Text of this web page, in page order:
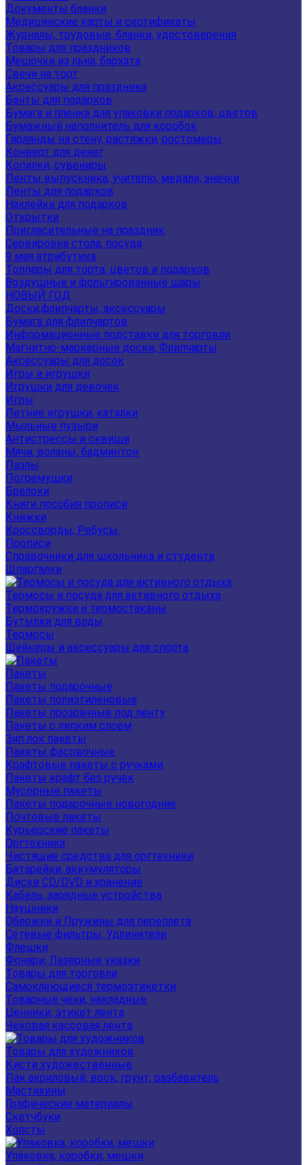
Документы бланки
Медицинские карты и сертификаты
Журналы, трудовые, бланки, удостоверения
Товары для праздников
Мешочки из льна, бархата
Свечи на торт
Аксессуары для праздника
Банты для подарков
Бумага и пленка для упаковки подарков, цветов
Бумажный наполнитель для коробок
Гирлянды на стену, растяжки, ростомеры
Конверт для денег
Копилки, сувениры
Ленты выпускника, учителю, медали, значки
Ленты для подарков
Наклейки для подарков
Открытки
Пригласительные на праздник
Сервировка стола, посуда
9 мая атрибутика
Топперы для торта, цветов и подарков
Воздушные и фольгированные шары
НОВЫЙ ГОД
Доски,флипчарты, аксессуары
Бумага для флипчартов
Информационные подставки для торговли
Магнитно-маркерные доски, Флипчарты
Аксессуары для досок
Игры и игрушки
Игрушки для девочек
Игры
Летние игрушки, каталки
Мыльные пузыри
Антистрессы и сквиши
Мячи, воланы, бадминтон
Пазлы
Погремушки
Брелоки
Книги пособия прописи
Книжки
Кроссворды, Ребусы.
Прописи
Справочники для школьника и студента
Шпаргалки
Термосы и посуда для активного отдыха
Термокружки и термостаканы
Бутылки для воды
Термосы
Шейкеры и аксессуары для спорта
Пакеты
Пакеты подарочные
Пакеты полиэтиленовые
Пакеты прозрачные под ленту
Пакеты с липким слоем
Зип лок пакеты
Пакеты фасовочные
Крафтовые пакеты с ручками
Пакеты крафт без ручек
Мусорные пакеты
Пакеты подарочные новогодние
Почтовые пакеты
Курьерские пакеты
Оргтехника
Чистящие средства для оргтехники
Батарейки, аккумуляторы
Диски CD/DVD и хранение
Кабель, зарядные устройства
Наушники
Обложки и Пружины для переплета
Сетевые фильтры, Удлинители
Флешки
Фонари, Лазерные указки
Товары для торговли
Самоклеющиеся термоэтикетки
Товарные чеки, накладные
Ценники, этикет лента
Чековая кассовая лента
Товары для художников
Кисти художественные
Лак акриловый, воск, грунт, разбавитель
Мастихины
Графические материалы
Скетчбуки
Холсты
Упаковка, коробки, мешки